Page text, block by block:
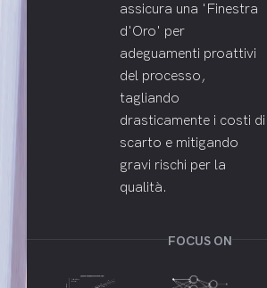
assicura una 'Finestra
d'Oro' per
adeguamenti proattivi
del processo,
tagliando
drasticamente i costi di
scarto e mitigando
gravi rischi per la
qualità.
FOCUS ON